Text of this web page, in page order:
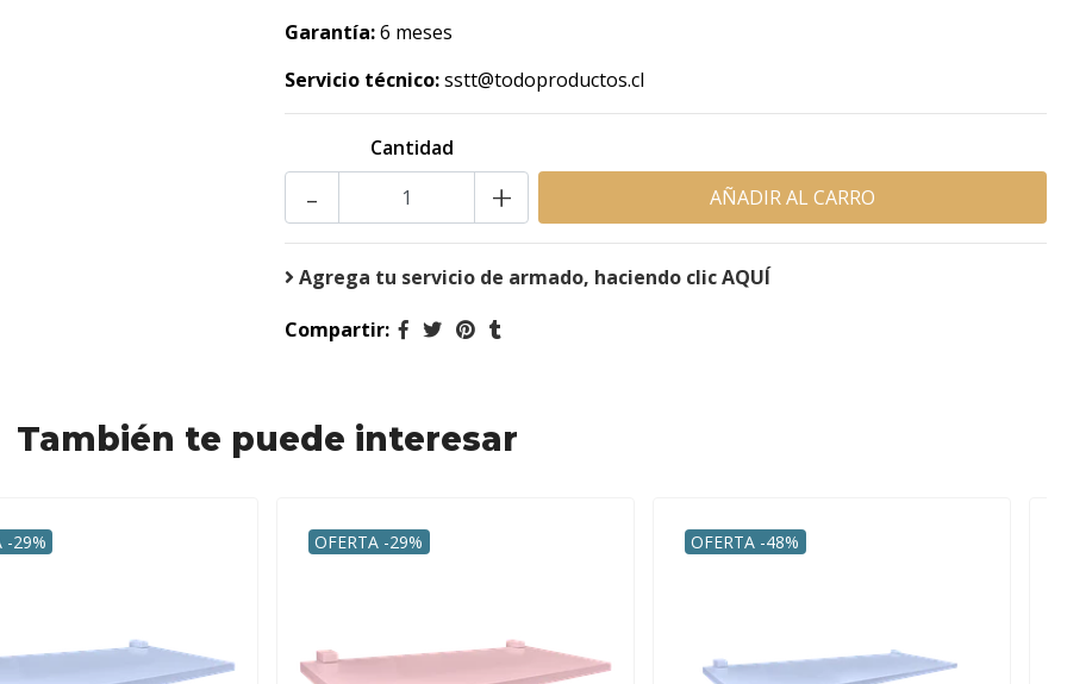
Garantía:6 meses
Servicio técnico:sstt@todoproductos.cl
Cantidad
+
-
Agrega tu servicio de armado, haciendo clic AQUÍ
Compartir:
También te puede interesar
-29% OFERTA -29% OFERTA -48%